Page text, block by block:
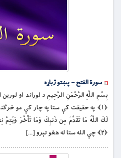
سورة الفتح – پښتو ژباړه
بِسْمِ اللَّهِ الرَّحْمَنِ الرَّحِيمِ د لوراند او
لَكَ اللَّهُ مَا تَقَدَّمَ مِن ذَنبِكَ وَمَا تَأَخَّرَ
﴿۲﴾ چې الله ستا له هغو تېرو […]